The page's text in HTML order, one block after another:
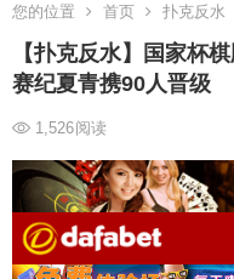
您的位置 首页 扑克反水
【扑克反水】国家杯
赛纪夏青携90人晋级
1,526阅读